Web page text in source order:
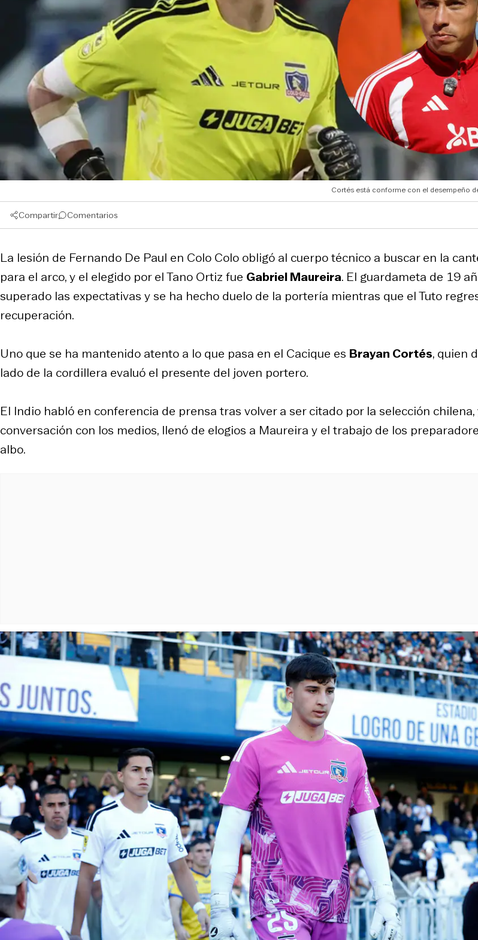
Cortés está conforme con el desempeño
Compartir Comentarios
La lesión de Fernando De Paul en Colo Colo obligó al cuerpo técnico a buscar en la
para el arco, y el elegido por el Tano Ortiz fue Gabriel Maureira. El guardameta de 19
superado las expectativas y se ha hecho duelo de la portería mientras que el Tuto
recuperación.
Uno que se ha mantenido atento a lo que pasa en el Cacique es Brayan Cortés, quien
lado de la cordillera evaluó el presente del joven portero.
El Indio habló en conferencia de prensa tras volver a ser citado por la selección chilena,
conversación con los medios, llenó de elogios a Maureira y el trabajo de los
albo.